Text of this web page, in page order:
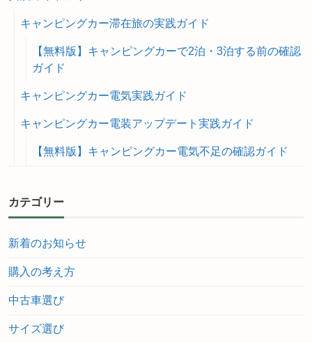
キャンピングカー滞在旅の実践ガイド
【無料版】キャンピングカーで2泊・3泊する前の確認
ガイド
キャンピングカー電気実践ガイド
キャンピングカー電装アップデート実践ガイド
【無料版】キャンピングカー電気不足の確認ガイド
カテゴリー
新着のお知らせ
購入の考え方
中古車選び
サイズ選び